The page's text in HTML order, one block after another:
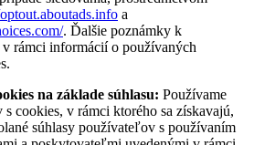
a
. Ďalšie poznámky k
rámci informácií o používaných
na základe súhlasu: Používame
s cookies, v rámci ktorého sa získavajú,
súhlasy používateľov s používaním